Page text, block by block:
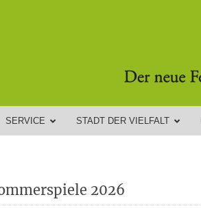
SERVICE STADT DER VIELFALT
2026